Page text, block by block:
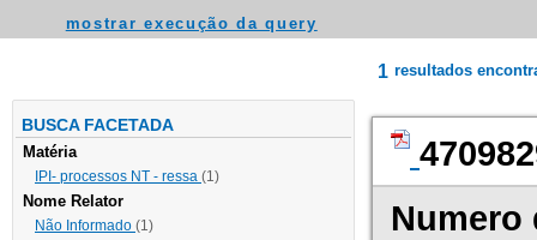
mostrar execução da query
BUSCA FACETADA
Matéria
IPI- processos NT - ressa (1)
Nome Relator
Não Informado (1)
1 resultados
Numero